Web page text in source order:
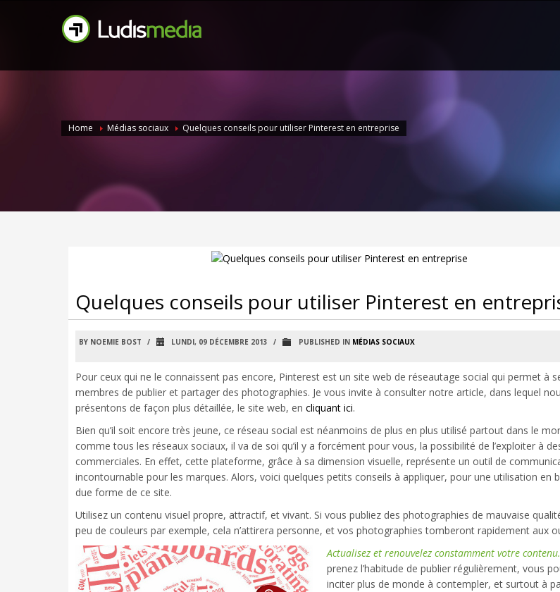
Home Médias sociaux Quelques conseils pour utiliser Pinterest en entreprise
Quelques conseils pour utiliser Pinterest en
BY NOEMIE BOST / LUNDI, 09 DÉCEMBRE 2013 / PUBLISHED IN MÉDIAS SOCIAUX
Pour ceux qui ne le connaissent pas encore, Pinterest est un site web de réseautage social qui permet à
membres de publier et partager des photographies. Je vous invite à consulter notre article, dans lequel
présentons de façon plus détaillée, le site web, en cliquant ici.
Bien qu’il soit encore très jeune, ce réseau social est néanmoins de plus en plus utilisé partout dans le
comme tous les réseaux sociaux, il va de soi qu’il y a forcément pour vous, la possibilité de l’exploiter à
commerciales. En effet, cette plateforme, grâce à sa dimension visuelle, représente un outil de
incontournable pour les marques. Alors, voici quelques petits conseils à appliquer, pour une utilisation en
due forme de ce site.
Utilisez un contenu visuel propre, attractif, et vivant. Si vous publiez des photographies de mauvaise
peu de couleurs par exemple, cela n’attirera personne, et vos photographies tomberont rapidement aux
Actualisez et renouvelez constamment votre contenu.
prenez l’habitude de publier régulièrement, vous
inciter plus de monde à contempler, et surtout à